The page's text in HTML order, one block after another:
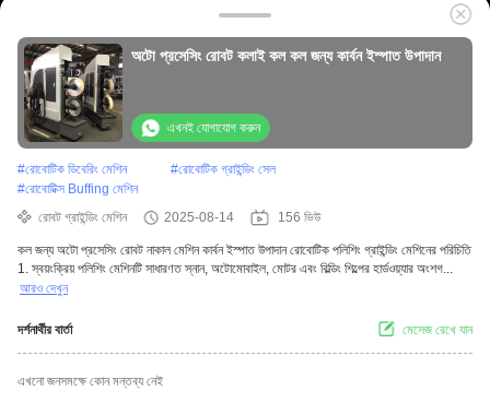
অটো প্রসেসিং রোবট কলাই কল কল জন্য কার্বন ইস্পাত উপাদান
এখনই যোগাযোগ করুন
#রোবোটিক ডিবেরিং মেশিন #রোবোটিক গ্রাইন্ডিং সেল
#রোবোটিক্স Buffing মেশিন
রোবট গ্রাইন্ডিং মেশিন
2025-08-14 156 ভিউ
কল জন্য অটো প্রসেসিং রোবট নাকাল মেশিন কার্বন ইস্পাত উপাদান রোবোটিক পলিশিং গ্রাইন্ডিং মেশিনের পরিচিতি
1. স্বয়ংক্রিয় পলিশিং মেশিনটি সাধারণত স্নান, অটোমোবাইল, মোটর এবং বিল্ডিং শিল্পের হার্ডওয়্যার অংশগ...
আরও দেখুন
দর্শনার্থীর বার্তা মেসেজ রেখে যান
এখনো জনসমক্ষে কোন মন্তব্য নেই